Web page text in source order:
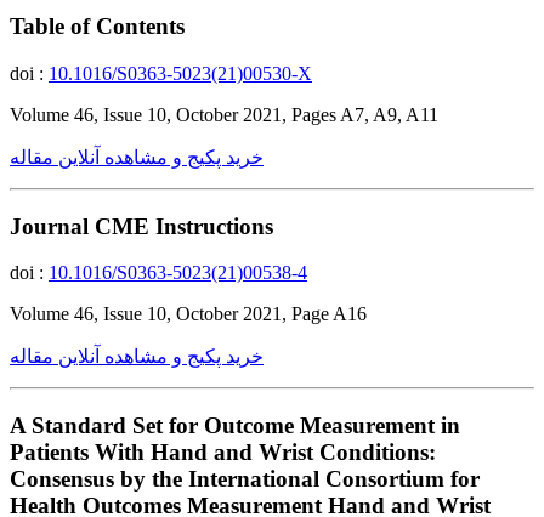
Table of Contents
doi : 10.1016/S0363-5023(21)00530-X
Volume 46, Issue 10, October 2021, Pages A7, A9, A11
خرید پکیج و مشاهده آنلاین مقاله
Journal CME Instructions
doi : 10.1016/S0363-5023(21)00538-4
Volume 46, Issue 10, October 2021, Page A16
خرید پکیج و مشاهده آنلاین مقاله
A Standard Set for Outcome Measurement in
Patients With Hand and Wrist Conditions:
Consensus by the International Consortium for
Health Outcomes Measurement Hand and Wrist